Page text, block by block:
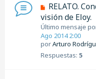
RELATO.
visión de Eloy.
Último mensaje
Ago 2014 2:00
porArturo
Respuestas: 5